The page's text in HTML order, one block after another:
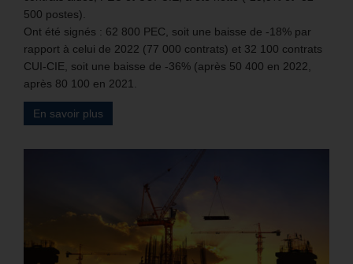
500 postes).
Ont été signés : 62 800 PEC, soit une baisse de -18% par
rapport à celui de 2022 (77 000 contrats) et 32 100 contrats
CUI-CIE, soit une baisse de -36% (après 50 400 en 2022,
après 80 100 en 2021.
En savoir plus